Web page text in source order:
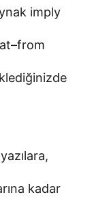
imply
kadar